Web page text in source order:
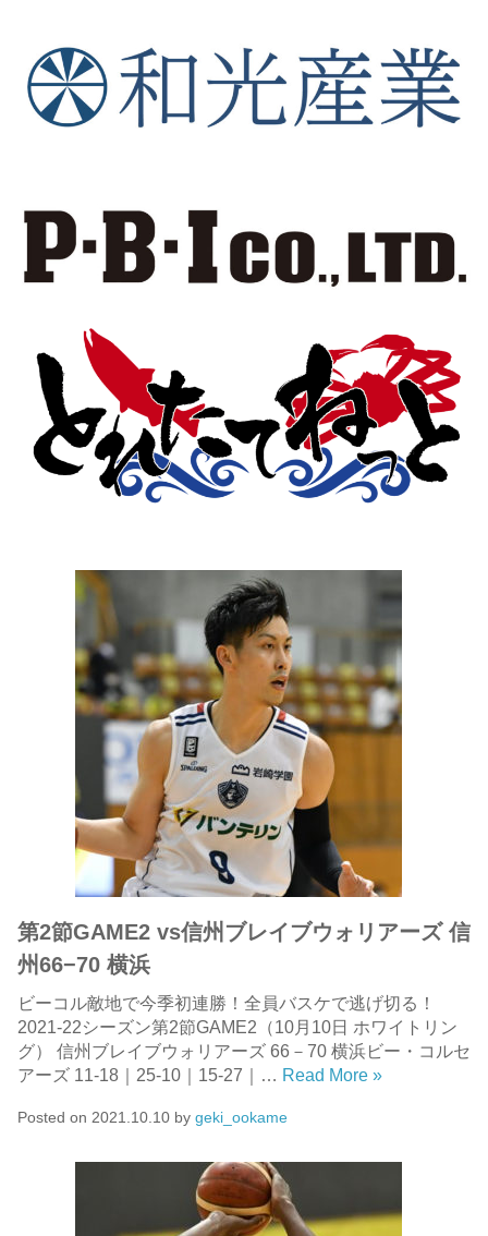
第2節GAME2 vs信州ブレイブウォリアーズ 信
州66−70 横浜
ビーコル敵地で今季初連勝！全員バスケで逃げ切る！
2021-22シーズン第2節GAME2（10月10日 ホワイトリン
グ） 信州ブレイブウォリアーズ 66－70 横浜ビー・コルセ
アーズ 11-18｜25-10｜15-27｜… Read More »
Posted on 2021.10.10by geki_ookame